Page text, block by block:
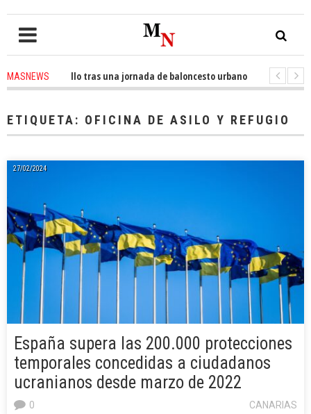
MASNEWS
Valsequillo tras una jornada de baloncesto urbano de máxima
ETIQUETA: OFICINA DE ASILO Y REFUGIO
27/02/2024
España supera las 200.000 protecciones
temporales concedidas a ciudadanos
ucranianos desde marzo de 2022
CANARIAS
0